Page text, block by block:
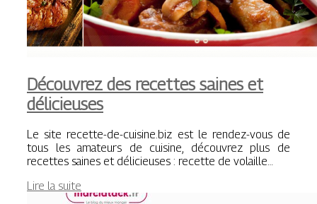
Découvrez des recettes saines et
délicieuses
Le site recette-de-cuisine.biz est le rendez-vous de
tous les amateurs de cuisine, découvrez plus de
recettes saines et délicieuses : recette de volaille…
Lire la suite